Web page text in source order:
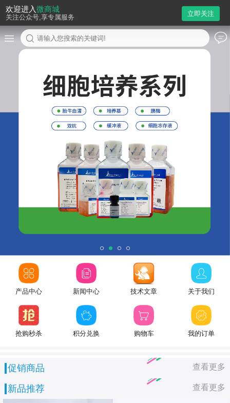
欢迎进入微商城
关注公众号,享专属服务 立即关注
请输入您搜索的关键词!
产品中心 新闻中心 技术文章 关于我们
抢购秒杀 积分兑换 购物车 我的订单
促销商品 查看更多
新品推荐 查看更多